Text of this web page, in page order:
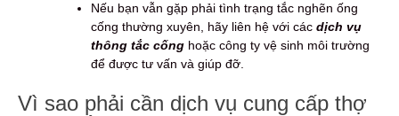
Nếu bạn vẫn gặp phải tình trạng tắc nghẽn ống
cống thường xuyên, hãy liên hệ với các dịch vụ
thông tắc cống hoặc công ty vệ sinh môi trường
để được tư vấn và giúp đỡ.
Vì sao phải cần dịch vụ cung cấp thợ